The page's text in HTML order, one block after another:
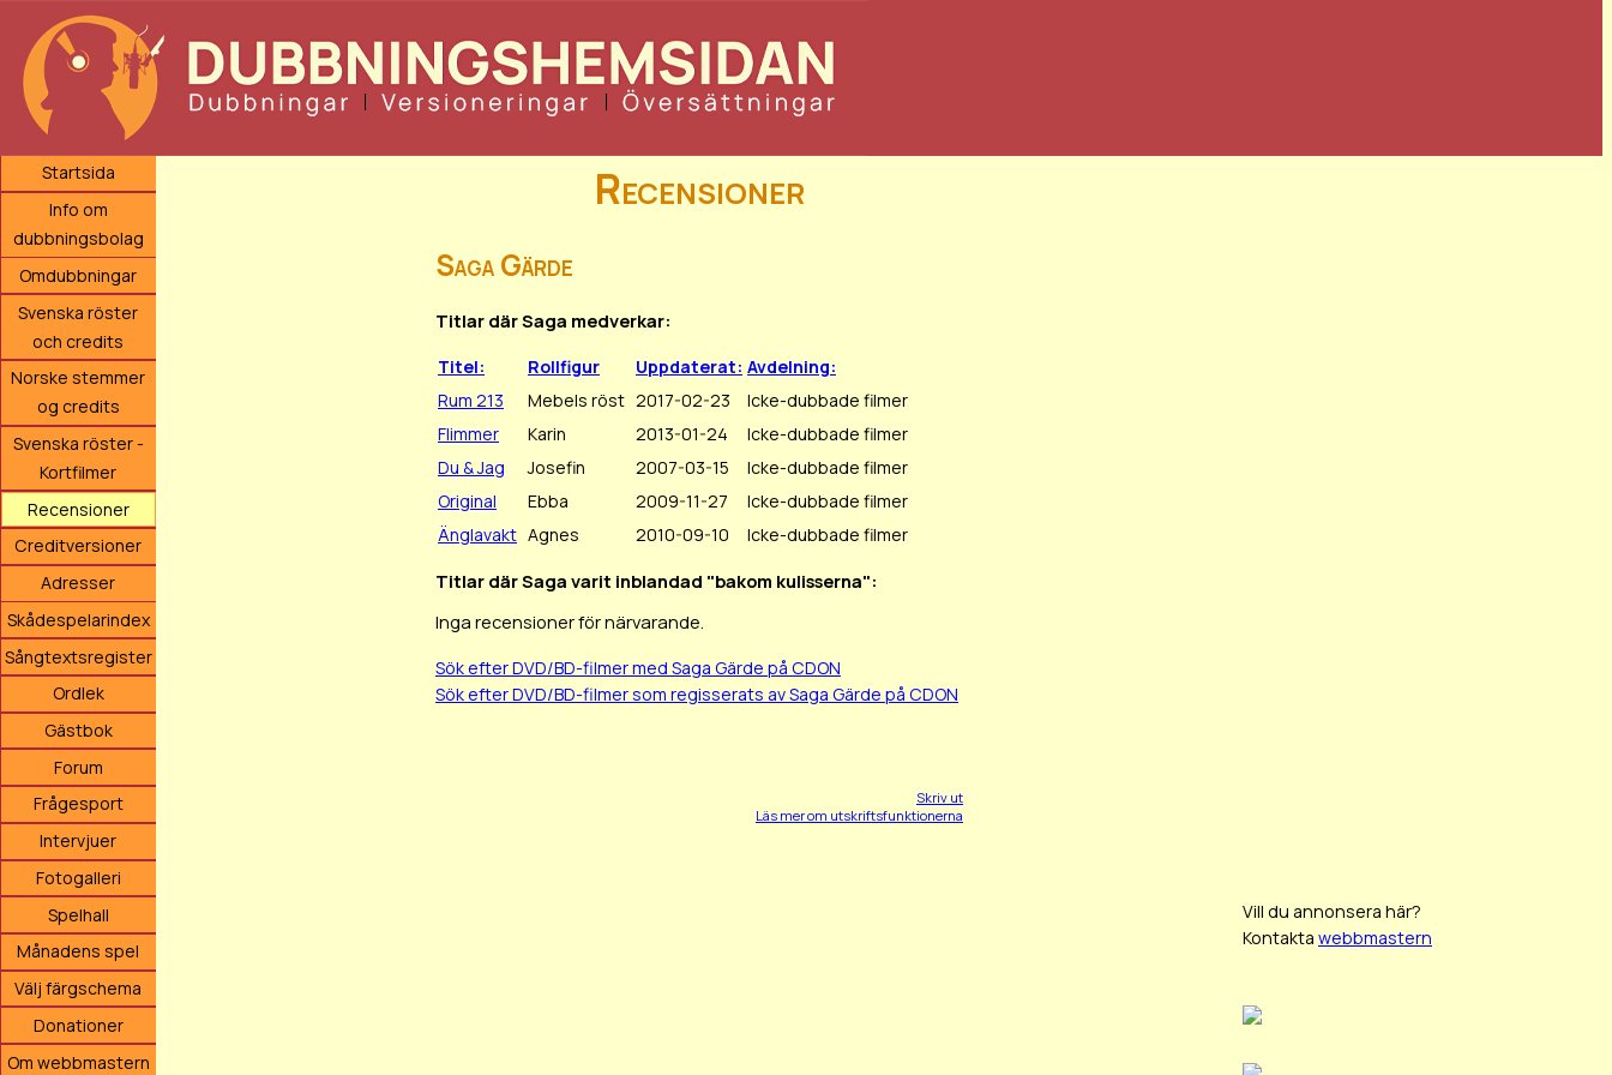
Startsida
Info om
dubbningsbolag
Omdubbningar
Svenska röster
och credits
Norske stemmer
og credits
Svenska röster -
Kortfilmer
Recensioner
Creditversioner
Adresser
Skådespelarindex
Sångtextsregister
Ordlek
Gästbok
Forum
Frågesport
Intervjuer
Fotogalleri
Spelhall
Månadens spel
Välj färgschema
Donationer
Om webbmastern
Recensioner
Saga Gärde
Titlar där Saga medverkar:
Titel: Rollfigur Uppdaterat: Avdelning:
Rum 213
Mebels röst 2017-02-23
Icke-dubbade filmer
Flimmer
Karin 2013-01-24
Icke-dubbade filmer
Du & Jag
Josefin 2007-03-15
Icke-dubbade filmer
Original
Ebba 2009-11-27
Icke-dubbade filmer
Änglavakt Agnes 2010-09-10 Icke-dubbade filmer
Titlar där Saga varit inblandad "bakom kulisserna":
Inga recensioner för närvarande.
Sök efter DVD/BD-filmer med Saga Gärde på CDON
Sök efter DVD/BD-filmer som regisserats av Saga Gärde på CDON
Skriv ut
Läs mer om utskriftsfunktionerna
Vill du annonsera här?
Kontakta webbmastern